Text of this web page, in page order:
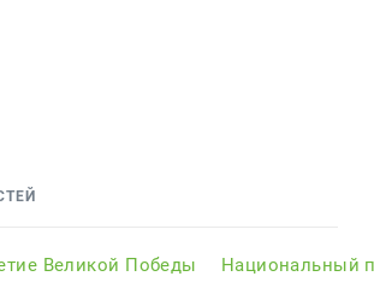
Великой Победы Национальный